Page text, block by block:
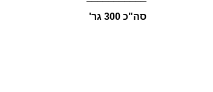
סה"כ 300 גר'